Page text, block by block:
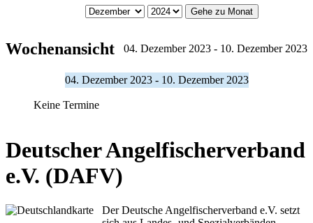
Gehe zu Monat
Wochenansicht 04. Dezember 2023 - 10. Dezember 2023
04. Dezember 2023 - 10. Dezember 2023
Keine Termine
Deutscher Angelfischerverband
e.V. (DAFV)
Der Deutsche Angelfischerverband e.V. setzt